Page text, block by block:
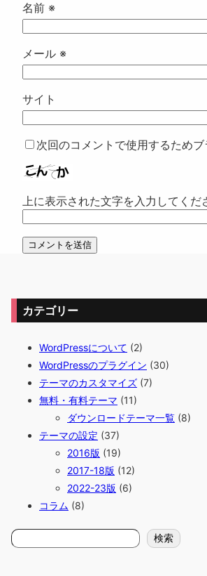
名前 ※
メール ※
サイト
次回のコメントで使用するため
上に表示された文字を入力してくだ
カテゴリー
WordPressについて (2)
WordPressのプラグイン (30)
テーマのカスタマイズ (7)
無料・有料テーマ (11)
ダウンロードテーマ一覧 (8)
テーマの設定 (37)
2016版 (19)
2017-18版 (12)
2022-23版 (6)
コラム (8)
検
索
検索